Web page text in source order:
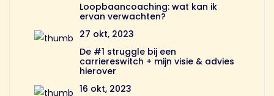
Loopbaancoaching: wat kan ik
ervan verwachten?
27 okt, 2023
De #1 struggle bij een
carriereswitch + mijn visie & advies
hierover
16 okt, 2023